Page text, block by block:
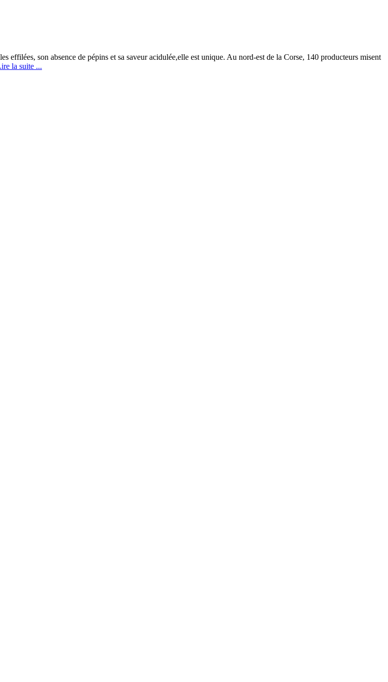
son absence de pépins et sa saveur acidulée,elle est unique. Au nord-est de la Corse, 140 producteurs misent
la suite ...